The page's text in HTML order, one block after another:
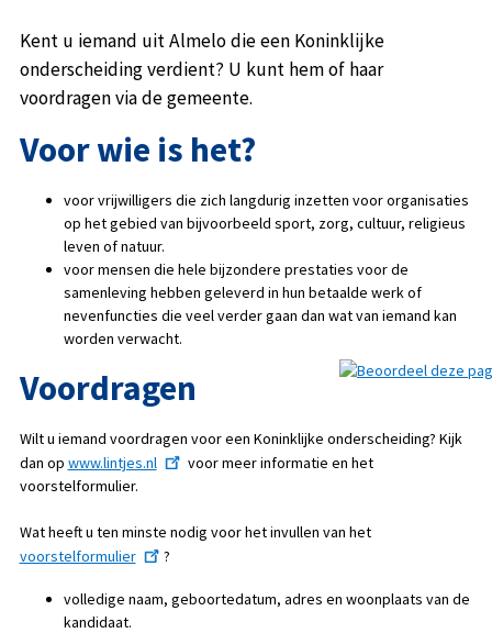
Kent u iemand uit Almelo die een Koninklijke
onderscheiding verdient? U kunt hem of haar
voordragen via de gemeente.
Voor wie is het?
voor vrijwilligers die zich langdurig inzetten voor organisaties
op het gebied van bijvoorbeeld sport, zorg, cultuur, religieus
leven of natuur.
voor mensen die hele bijzondere prestaties voor de
samenleving hebben geleverd in hun betaalde werk of
nevenfuncties die veel verder gaan dan wat van iemand kan
worden verwacht.
Voordragen
Wilt u iemand voordragen voor een Koninklijke onderscheiding? Kijk
dan op www.lintjes.nl
voor meer informatie en het
voorstelformulier.
Wat heeft u ten minste nodig voor het invullen van het
voorstelformulier
?
volledige naam, geboortedatum, adres en woonplaats van de
kandidaat.